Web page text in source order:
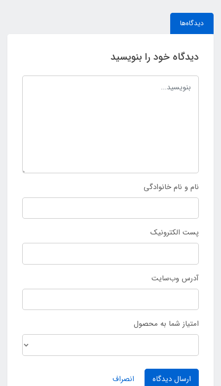
دیدگاه‌ها
دیدگاه خود را بنویسید
نام و نام خانوادگی
پست الکترونیک
آدرس وب‌سایت
امتیاز شما به محصول
ارسال دیدگاه انصراف